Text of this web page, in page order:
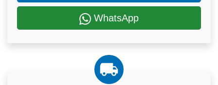
WhatsApp